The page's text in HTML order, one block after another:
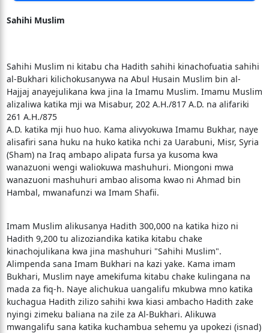
Sahihi Muslim
Sahihi Muslim ni kitabu cha Hadith sahihi kinachofuatia sahihi
al-Bukhari kilichokusanywa na Abul Husain Muslim bin al-
Hajjaj anayejulikana kwa jina la Imamu Muslim. Imamu Muslim
alizaliwa katika mji wa Misabur, 202 A.H./817 A.D. na alifariki
261 A.H./875
A.D. katika mji huo huo. Kama alivyokuwa Imamu Bukhar, naye
alisafiri sana huku na huko katika nchi za Uarabuni, Misr, Syria
(Sham) na Iraq ambapo alipata fursa ya kusoma kwa
wanazuoni wengi waliokuwa mashuhuri. Miongoni mwa
wanazuoni mashuhuri ambao alisoma kwao ni Ahmad bin
Hambal, mwanafunzi wa Imam Shafii.
Imam Muslim alikusanya Hadith 300,000 na katika hizo ni
Hadith 9,200 tu alizoziandika katika kitabu chake
kinachojulikana kwa jina mashuhuri "Sahihi Muslim".
Alimpenda sana Imam Bukhari na kazi yake. Kama imam
Bukhari, Muslim naye amekifuma kitabu chake kulingana na
mada za fiq-h. Naye alichukua uangalifu mkubwa mno katika
kuchagua Hadith zilizo sahihi kwa kiasi ambacho Hadith zake
nyingi zimeku baliana na zile za Al-Bukhari. Alikuwa
mwangalifu sana katika kuchambua sehemu ya upokezi (isnad)